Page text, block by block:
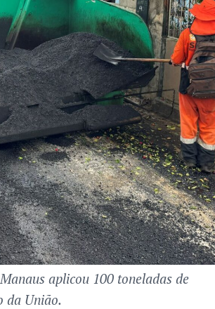
aplicou 100 toneladas de
da União.